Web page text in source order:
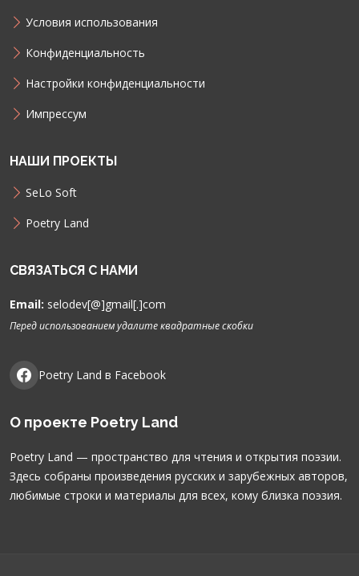
Условия использования
Конфиденциальность
Настройки конфиденциальности
Импрессум
НАШИ ПРОЕКТЫ
SeLo Soft
Poetry Land
СВЯЗАТЬСЯ С НАМИ
Email: selodev[@]gmail[.]com
Перед использованием удалите квадратные скобки
Poetry Land в Facebook
О проекте Poetry Land
Poetry Land — пространство для чтения и открытия поэзии.
Здесь собраны произведения русских и зарубежных авторов,
любимые строки и материалы для всех, кому близка поэзия.